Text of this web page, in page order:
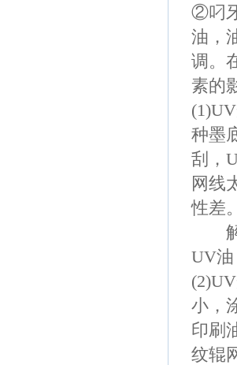
②叼
油，
调。
素的
(1)UV
种墨
刮，
网线
性差
解
UV
(2)UV
小，
印刷
纹辊